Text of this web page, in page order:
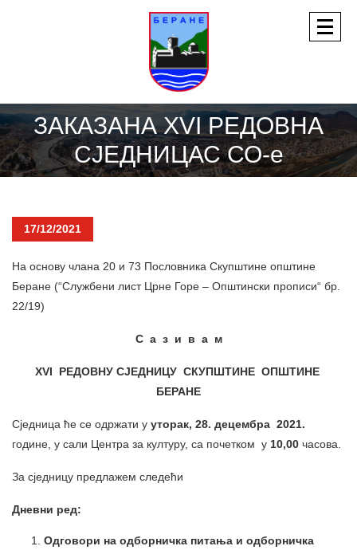
ЗАКАЗАНА XVI РЕДОВНА
СЈЕДНИЦАС СО-е
17/12/2021
На основу члана 20 и 73 Пословника Скупштине општине
Беране (“Службени лист Црне Горе – Општински прописи“ бр.
22/19)
С а з и в а м
XVI РЕДОВНУ СЈЕДНИЦУ СКУПШТИНЕ ОПШТИНЕ
БЕРАНЕ
Сједница ће се одржати у уторак, 28. децембра 2021.
године, у сали Центра за културу, са почетком у 10,00 часова.
За сједницу предлажем следећи
Дневни ред:
Одговори на одборничка питања и одборничка